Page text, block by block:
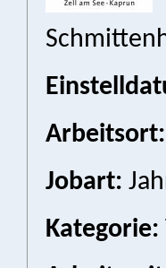
Arbeitsort:
Jobart:
Kategorie: